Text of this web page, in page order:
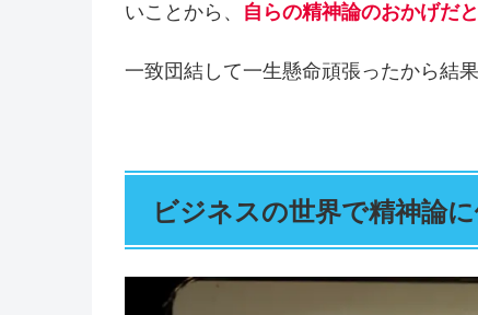
いことから、 自らの精神論のおかげだ
一致団結して一生懸命頑張ったから結
ビジネスの世界で精神論